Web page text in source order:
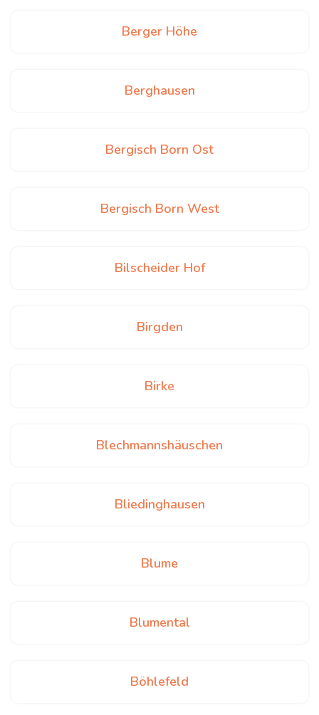
Berger Höhe
Berghausen
Bergisch Born Ost
Bergisch Born West
Bilscheider Hof
Birgden
Birke
Blechmannshäuschen
Bliedinghausen
Blume
Blumental
Böhlefeld